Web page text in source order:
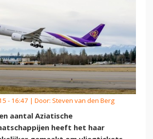
- 16:47 | Door: Steven van den Berg
aantal Aziatische
heeft het haar